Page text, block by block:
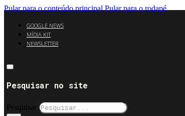
Pular para o conteúdo principal Pular para o rodapé
GOOGLE NEWS
MÍDIA KIT
NEWSLETTER
Pesquisar no site
Pesquisar